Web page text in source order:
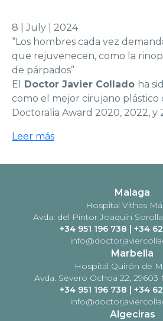
8 | July | 2024
“Los hombres cada vez
que rejuvenecen, como la
de párpados”
El
Doctor Javier Collado ha
como el mejor cirujano plástico
Doctoralia Award 2020, 2022, y
Leer más
Malaga
Hospital Vithas
Avda. del Pintor Joaquín
+34 951 196 738 | +34
Marbella
Hospital Quirón de
Avda. Severo Ochoa 22, 29603
+34 951 196 738 | +34
Algeciras